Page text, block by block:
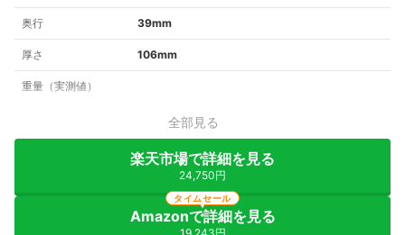
奥行 39mm
厚さ 106mm
重量（実測値）
全部見る
楽天市場で詳細を見る
24,750円
Amazonで詳細を見る
タイムセール